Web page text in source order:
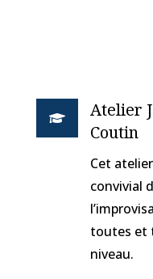

Atelier
Coutin
Cet
convivial
toutes et
niveau.